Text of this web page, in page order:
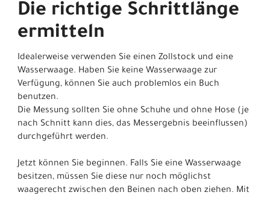
Die richtige Schrittlänge
ermitteln
Idealerweise verwenden Sie einen Zollstock und eine
Wasserwaage. Haben Sie keine Wasserwaage zur
Verfügung, können Sie auch problemlos ein Buch
benutzen.
Die Messung sollten Sie ohne Schuhe und ohne Hose (je
nach Schnitt kann dies, das Messergebnis beeinflussen)
durchgeführt werden.
Jetzt können Sie beginnen. Falls Sie eine Wasserwaage
besitzen, müssen Sie diese nur noch möglichst
waagerecht zwischen den Beinen nach oben ziehen. Mit